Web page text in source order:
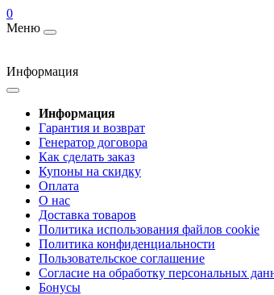
0
Меню
Информация
Информация
Гарантия и возврат
Генератор договора
Как сделать заказ
Купоны на скидку
Оплата
О нас
Доставка товаров
Политика использования файлов cookie
Политика конфиденциальности
Пользовательское соглашение
Согласие на обработку персональных
Бонусы